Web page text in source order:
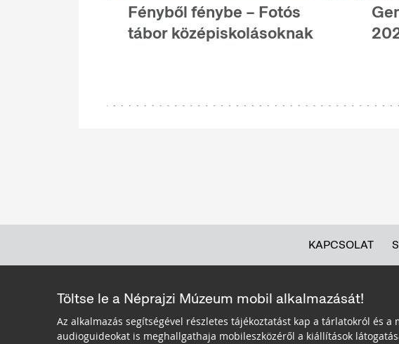
Fényből fénybe – Fotós
tábor középiskolásoknak
KAPCSOLAT
Töltse le a Néprajzi Múzeum mobil alkalmazását!
Az alkalmazás segítségével részletes tájékoztatást kap a tárlatokról és a
audioguideokat is meghallgathaja mobileszközéről a kiállítások